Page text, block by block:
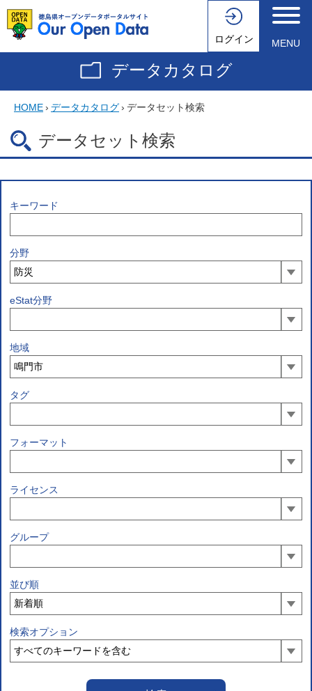
ログイン MENU
データカタログ
HOME› データカタログ› データセット検索
データセット検索
キーワード
分野
eStat分野
地域
タグ
フォーマット
ライセンス
グループ
並び順
検索オプション